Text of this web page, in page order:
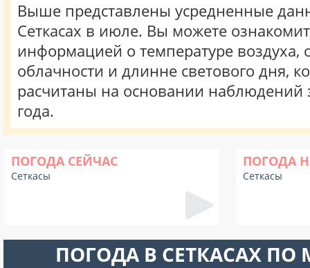
Выше представлены усредненные
Сеткасах в июле. Вы можете
информацией о температуре воздуха,
облачности и длинне светового дня,
расчитаны на основании наблюдений
года.
ПОГОДА СЕЙЧАС
Сеткасы
ПОГОДА
Сеткасы
ПОГОДА В СЕТКАСАХ ПО